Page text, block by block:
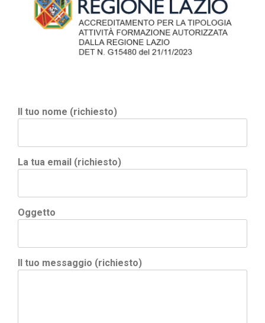
Il tuo nome (richiesto)
La tua email (richiesto)
Oggetto
Il tuo messaggio (richiesto)